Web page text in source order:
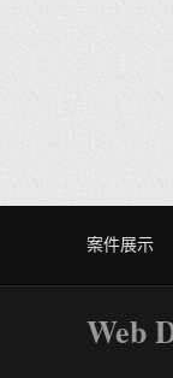
案件展示
Web